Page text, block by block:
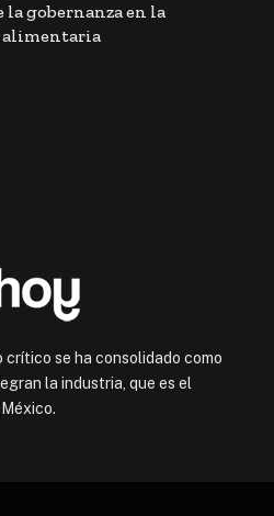
la gobernanza en la
alimentaria
crítico se ha consolidado como
la industria, que es el